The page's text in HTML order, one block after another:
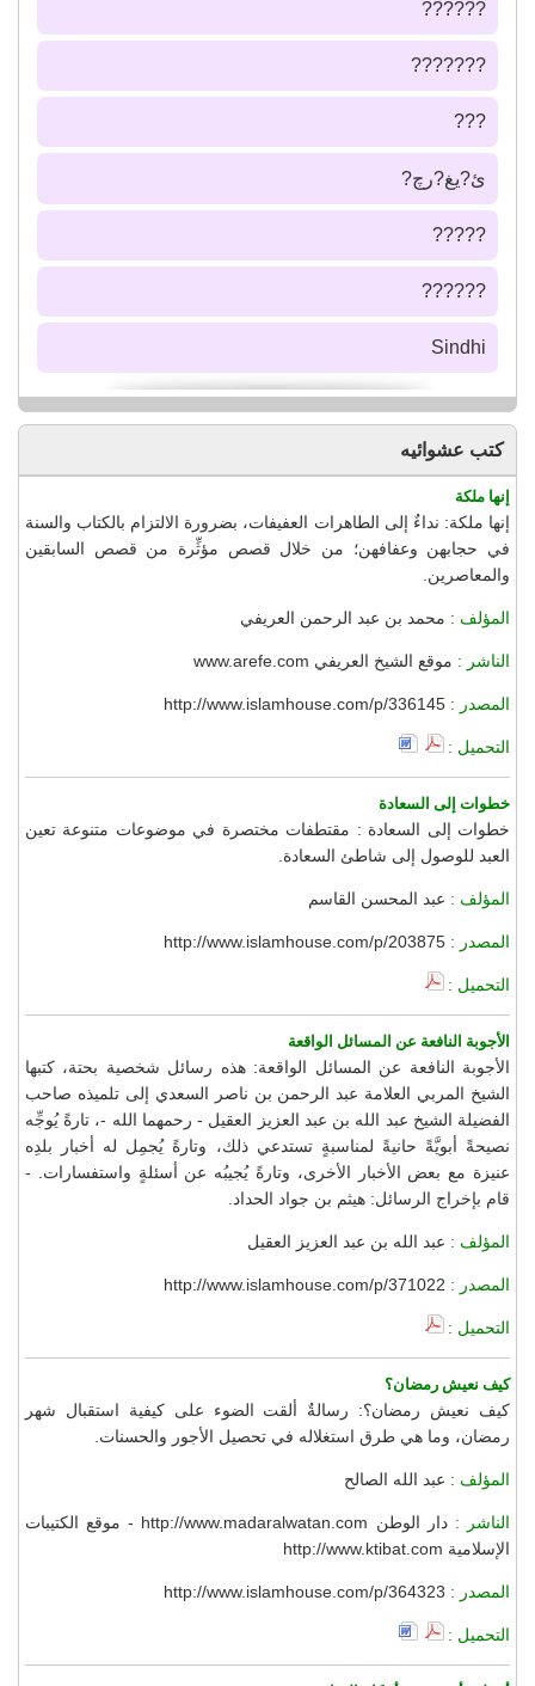
??????
???????
???
ئ?يغ?رچ?
?????
??????
Sindhi
كتب عشوائيه
إنها ملكة
إنها ملكة: نداءٌ إلى الطاهرات العفيفات، بضرورة الالتزام بالكتاب والسنة
في حجابهن وعفافهن؛ من خلال قصص مؤثِّرة من قصص السابقين
والمعاصرين.
المؤلف : محمد بن عبد الرحمن العريفي
الناشر : موقع الشيخ العريفي www.arefe.com
المصدر : http://www.islamhouse.com/p/336145
التحميل :
خطوات إلى السعادة
خطوات إلى السعادة : مقتطفات مختصرة في موضوعات متنوعة تعين
العبد للوصول إلى شاطئ السعادة.
المؤلف : عبد المحسن القاسم
المصدر : http://www.islamhouse.com/p/203875
التحميل :
الأجوبة النافعة عن المسائل الواقعة
الأجوبة النافعة عن المسائل الواقعة: هذه رسائل شخصية بحتة، كتبها
الشيخ المربي العلامة عبد الرحمن بن ناصر السعدي إلى تلميذه صاحب
الفضيلة الشيخ عبد الله بن عبد العزيز العقيل - رحمهما الله -، تارةً يُوجِّه
نصيحةً أبويَّةً حانيةً لمناسبةٍ تستدعي ذلك، وتارةً يُجمِل له أخبار بلدِه
عنيزة مع بعض الأخبار الأخرى، وتارةً يُجيبُه عن أسئلةٍ واستفسارات. -
قام بإخراج الرسائل: هيثم بن جواد الحداد.
المؤلف : عبد الله بن عبد العزيز العقيل
المصدر : http://www.islamhouse.com/p/371022
التحميل :
كيف نعيش رمضان؟
كيف نعيش رمضان؟: رسالةٌ ألقت الضوء على كيفية استقبال شهر
رمضان، وما هي طرق استغلاله في تحصيل الأجور والحسنات.
المؤلف : عبد الله الصالح
الناشر :
دار الوطن http://www.madaralwatan.com - موقع الكتيبات
الإسلامية http://www.ktibat.com
المصدر : http://www.islamhouse.com/p/364323
التحميل :